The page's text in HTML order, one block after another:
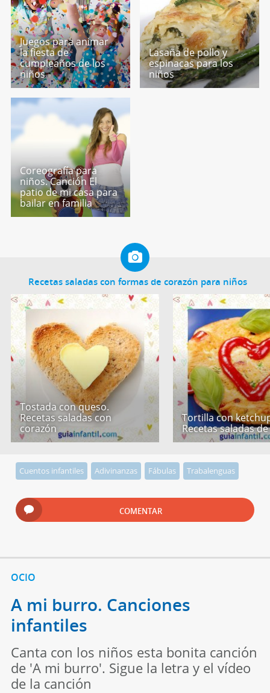
Juegos para animar
la fiesta de
cumpleaños de los
niños
Lasaña de pollo y
espinacas para los
niños
Coreografía para
niños. Canción El
patio de mi casa para
bailar en familia
Recetas saladas con formas de corazón para niños
Tostada con queso.
Recetas saladas con
corazón
Tortilla con
Recetas saladas
Cuentos infantiles Adivinanzas Fábulas Trabalenguas
COMENTAR
OCIO
A mi burro. Canciones
infantiles
Canta con los niños esta bonita canción
de 'A mi burro'. Sigue la letra y el vídeo
de la canción